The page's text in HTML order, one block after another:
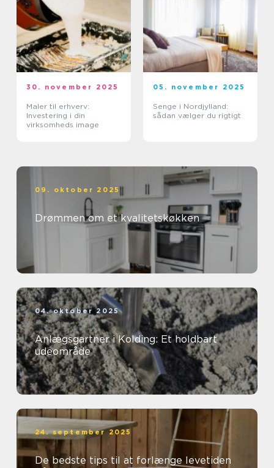
30. november 2025
Maler til erhverv:
Investering i din
virksomheds image
05. november 2025
Senge i Nordjylland:
sådan vælger du rigtigt
09. oktober 2025
Drømmen om et kvalitetskøkken
04. oktober 2025
Anlægsgartner i Kolding: Et holdbart
udeområde
24. september 2025
De bedste tips til at forlænge levetiden